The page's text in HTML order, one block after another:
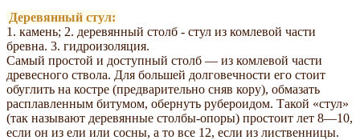
Деревянный стул:
1. камень; 2. деревянный столб - стул из комлевой части
бревна. 3. гидроизоляция.
Самый простой и доступный столб — из комлевой части
древесного ствола. Для большей долговечности его стоит
обуглить на костре (предварительно сняв кору), обмазать
расплавленным битумом, обернуть рубероидом. Такой «стул»
(так называют деревянные столбы-опоры) простоит лет 8—10,
если он из ели или сосны, а то все 12, если из лиственницы.